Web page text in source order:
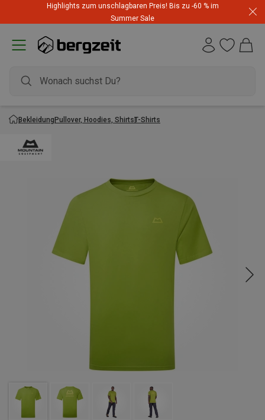
Highlights zum unschlagbaren Preis! Bis zu -60 % im
Summer Sale
BekleidungPullover, Hoodies, ShirtsT-Shirts